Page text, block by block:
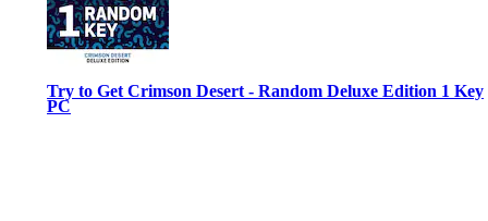
Try to Get Crimson Desert - Random Deluxe Edition 1 Key
PC